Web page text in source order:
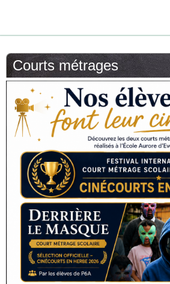
Courts métrages